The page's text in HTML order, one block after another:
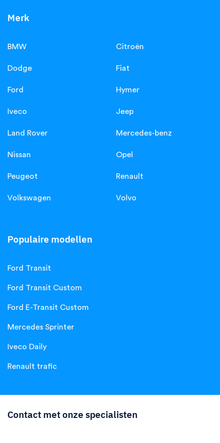
Merk
BMW Citroën
Dodge Fiat
Ford Hymer
Iveco Jeep
Land Rover Mercedes-benz
Nissan Opel
Peugeot Renault
Volkswagen Volvo
Populaire modellen
Ford Transit
Ford Transit Custom
Ford E-Transit Custom
Mercedes Sprinter
Iveco Daily
Renault trafic
Contact met onze specialisten